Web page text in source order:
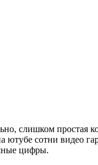
слишком простая
сотни видео
цифры.